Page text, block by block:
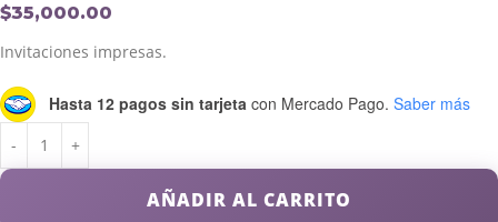
$35,000.00
Invitaciones impresas.
Hasta 12 pagos sin tarjeta con Mercado Pago. Saber más
AÑADIR AL CARRITO